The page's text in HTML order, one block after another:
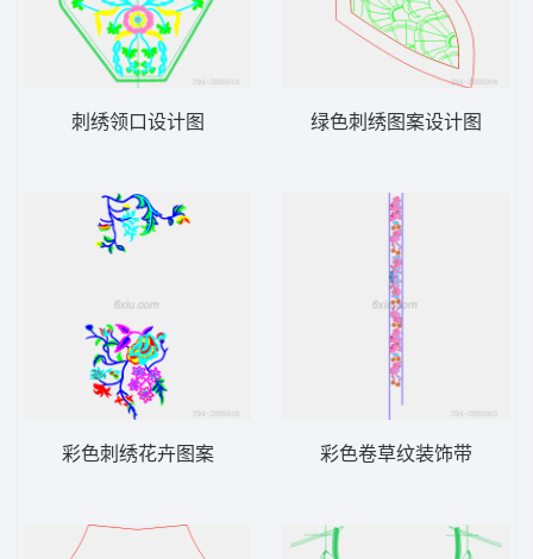
刺绣领口设计图
彩色刺绣花卉图案
绿色刺绣图案设计图
彩色卷草纹装饰带